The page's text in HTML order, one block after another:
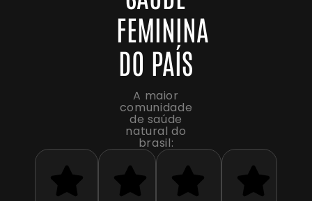
FEMININA
DO PAÍS
A maior
comunidade
de saúde
natural do
brasil: